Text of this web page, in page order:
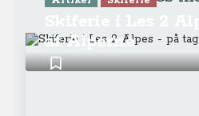
af Alperne